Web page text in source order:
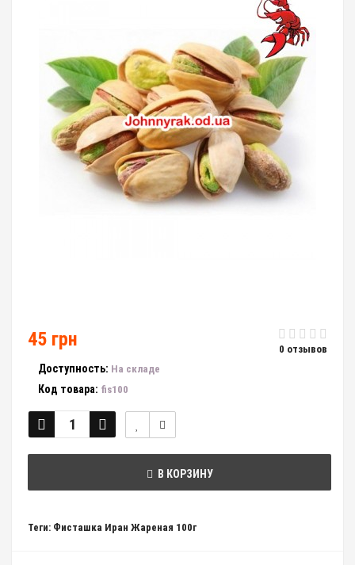
0 отзывов
45 грн
Доступность: На складе
Код товара: fis100
В КОРЗИНУ
Теги: Фисташка Иран Жареная 100г